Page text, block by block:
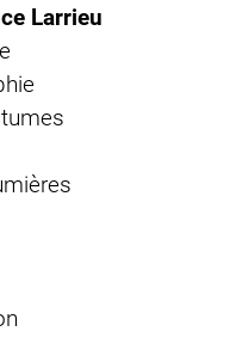
Larrieu
costumes
lumières
violon